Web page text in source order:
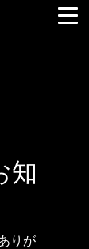
知
りが